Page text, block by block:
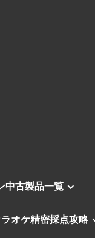
中古製品一覧
オケ精密採点攻略